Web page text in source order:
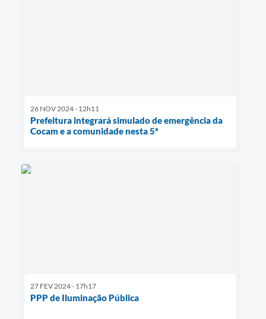
26 NOV 2024 - 12h11
Prefeitura integrará simulado de emergência da
Cocam e a comunidade nesta 5ª
27 FEV 2024 - 17h17
PPP de Iluminação Pública